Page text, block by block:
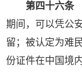
第四十六条
期间，可以凭公
留；被认定为难
份证件在中国境